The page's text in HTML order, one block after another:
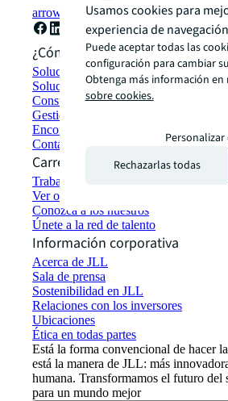
arrow_forward
¿Cómo podemos ayudarte?
Soluciones de sostenibilidad
Soluciones de espacio de trabajo
Construcción y alquiler sostenible
Gestión de carteras
Encontrar y alquilar espacios
Contáctanos
Carreras profesionales
Trabajar en JLL
Ver oportunidades de empleo
Conozca a los nuestros
Únete a la red de talento
Información corporativa
Acerca de JLL
Sala de prensa
Sostenibilidad en JLL
Relaciones con los inversores
Ubicaciones
Ética en todas partes
Está la forma convencional de hacer
está la manera de JLL: más
humana. Transformamos el futuro
para un mundo mejor
Usamos cookies para
experiencia de navegación
Puede aceptar todas las
configuración para cambiar
Obtenga más información en
sobre cookies.
Rechazarlas todas